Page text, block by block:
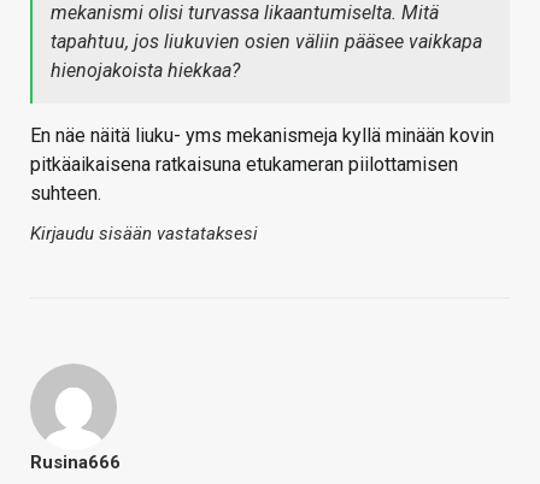
mekanismi olisi turvassa likaantumiselta. Mitä
tapahtuu, jos liukuvien osien väliin pääsee vaikkapa
hienojakoista hiekkaa?
En näe näitä liuku- yms mekanismeja kyllä minään kovin
pitkäaikaisena ratkaisuna etukameran piilottamisen
suhteen.
Kirjaudu sisään vastataksesi
Rusina666